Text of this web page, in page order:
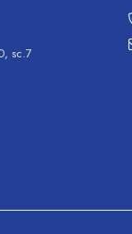
sc.7